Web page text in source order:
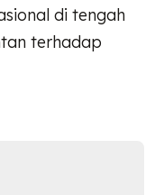
di tengah
terhadap